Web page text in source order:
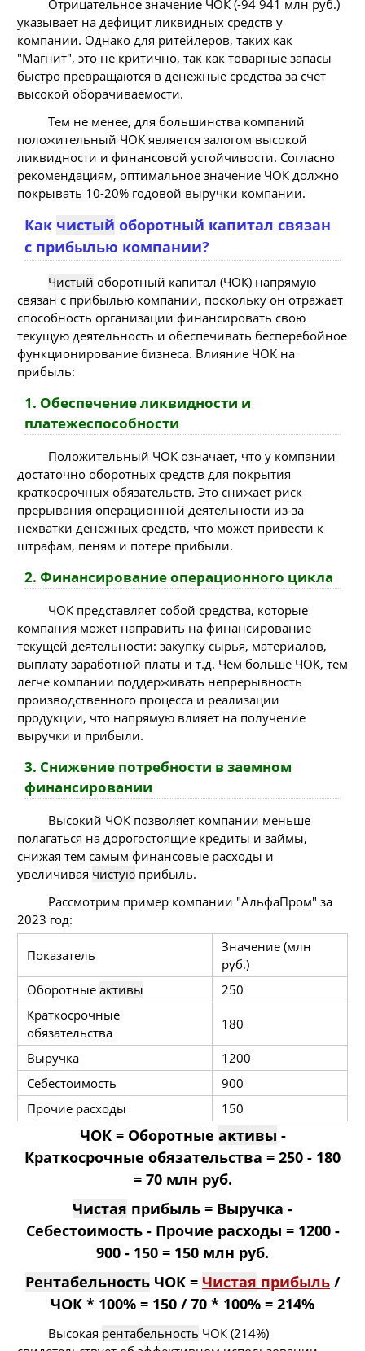
Отрицательное значение ЧОК (-94 941 млн руб.)
указывает на дефицит ликвидных средств у
компании. Однако для ритейлеров, таких как
"Магнит", это не критично, так как товарные запасы
быстро превращаются в денежные средства за счет
высокой оборачиваемости.
Тем не менее, для большинства компаний
положительный ЧОК является залогом высокой
ликвидности и финансовой устойчивости. Согласно
рекомендациям, оптимальное значение ЧОК должно
покрывать 10-20% годовой выручки компании.
Как чистый оборотный капитал связан
с прибылью компании?
Чистый оборотный капитал (ЧОК) напрямую
связан с прибылью компании, поскольку он отражает
способность организации финансировать свою
текущую деятельность и обеспечивать бесперебойное
функционирование бизнеса. Влияние ЧОК на
прибыль:
1. Обеспечение ликвидности и
платежеспособности
Положительный ЧОК означает, что у компании
достаточно оборотных средств для покрытия
краткосрочных обязательств. Это снижает риск
прерывания операционной деятельности из-за
нехватки денежных средств, что может привести к
штрафам, пеням и потере прибыли.
2. Финансирование операционного цикла
ЧОК представляет собой средства, которые
компания может направить на финансирование
текущей деятельности: закупку сырья, материалов,
выплату заработной платы и т.д. Чем больше ЧОК, тем
легче компании поддерживать непрерывность
производственного процесса и реализации
продукции, что напрямую влияет на получение
выручки и прибыли.
3. Снижение потребности в заемном
финансировании
Высокий ЧОК позволяет компании меньше
полагаться на дорогостоящие кредиты и займы,
снижая тем самым финансовые расходы и
увеличивая чистую прибыль.
Рассмотрим пример компании "АльфаПром" за
2023 год:
Показатель
Значение (млн
руб.)
Оборотные активы
250
Краткосрочные
обязательства
180
Выручка
1200
Себестоимость
900
Прочие расходы
150
ЧОК = Оборотные активы -
Краткосрочные обязательства = 250 - 180
= 70 млн руб.
Чистая прибыль = Выручка -
Себестоимость - Прочие расходы = 1200 -
900 - 150 = 150 млн руб.
Рентабельность ЧОК = Чистая прибыль /
ЧОК * 100% = 150 / 70 * 100% = 214%
Высокая рентабельность ЧОК (214%)